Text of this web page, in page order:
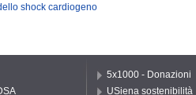
shock cardiogeno
5x1000 - Donazioni
USiena sostenibilità